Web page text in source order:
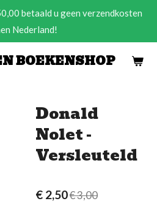
BOEKENSHOP
betaald u geen verzendkosten
Nederland!
Donald
Nolet -
Versleuteld
€ 2,50€ 3,00